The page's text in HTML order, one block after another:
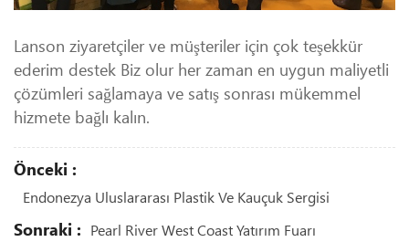
Lanson ziyaretçiler ve müşteriler için çok teşekkür
ederim destek Biz olur her zaman en uygun maliyetli
çözümleri sağlamaya ve satış sonrası mükemmel
hizmete bağlı kalın.
Önceki :
Endonezya Uluslararası Plastik Ve Kauçuk Sergisi
Sonraki : Pearl River West Coast Yatırım Fuarı